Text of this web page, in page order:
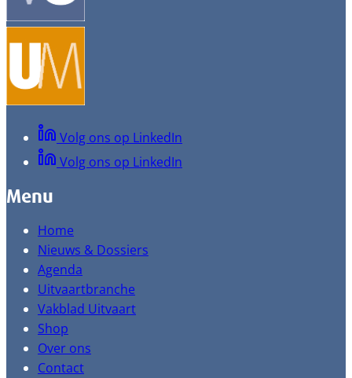
Volg ons op LinkedIn
Volg ons op LinkedIn
Menu
Home
Nieuws & Dossiers
Agenda
Uitvaartbranche
Vakblad Uitvaart
Shop
Over ons
Contact